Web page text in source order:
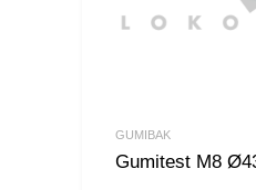
GUMIBAK
Gumitest M8